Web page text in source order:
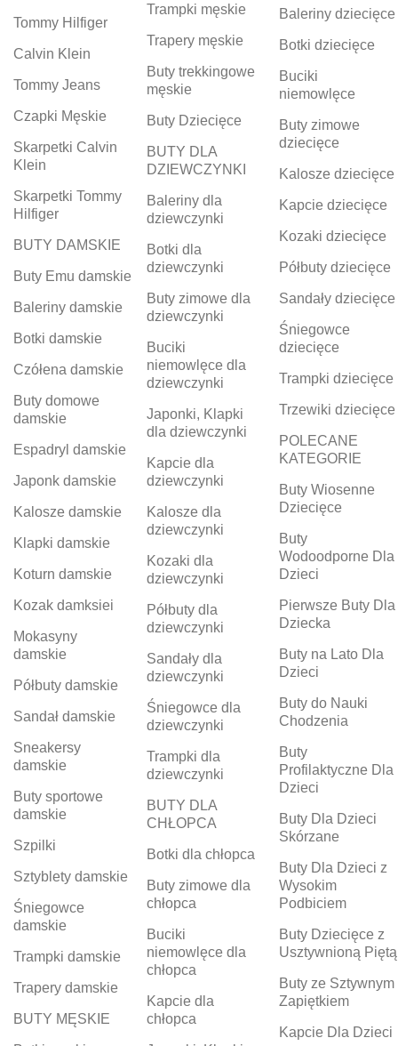
Tommy Hilfiger
Calvin Klein
Tommy Jeans
Czapki Męskie
Skarpetki Calvin
Klein
Skarpetki Tommy
Hilfiger
BUTY DAMSKIE
Buty Emu damskie
Baleriny damskie
Botki damskie
Czółena damskie
Buty domowe
damskie
Espadryl damskie
Japonk damskie
Kalosze damskie
Klapki damskie
Koturn damskie
Kozak damksiei
Mokasyny
damskie
Półbuty damskie
Sandał damskie
Sneakersy
damskie
Buty sportowe
damskie
Szpilki
Sztyblety damskie
Śniegowce
damskie
Trampki damskie
Trapery damskie
BUTY MĘSKIE
Trampki męskie
Trapery męskie
Buty trekkingowe
męskie
Buty Dziecięce
BUTY DLA
DZIEWCZYNKI
Baleriny dla
dziewczynki
Botki dla
dziewczynki
Buty zimowe dla
dziewczynki
Buciki
niemowlęce dla
dziewczynki
Japonki, Klapki
dla dziewczynki
Kapcie dla
dziewczynki
Kalosze dla
dziewczynki
Kozaki dla
dziewczynki
Półbuty dla
dziewczynki
Sandały dla
dziewczynki
Śniegowce dla
dziewczynki
Trampki dla
dziewczynki
BUTY DLA
CHŁOPCA
Botki dla chłopca
Buty zimowe dla
chłopca
Buciki
niemowlęce dla
chłopca
Kapcie dla
chłopca
Baleriny dziecięce
Botki dziecięce
Buciki
niemowlęce
Buty zimowe
dziecięce
Kalosze dziecięce
Kapcie dziecięce
Kozaki dziecięce
Półbuty dziecięce
Sandały dziecięce
Śniegowce
dziecięce
Trampki dziecięce
Trzewiki dziecięce
POLECANE
KATEGORIE
Buty Wiosenne
Dziecięce
Buty
Wodoodporne Dla
Dzieci
Pierwsze Buty Dla
Dziecka
Buty na Lato Dla
Dzieci
Buty do Nauki
Chodzenia
Buty
Profilaktyczne Dla
Dzieci
Buty Dla Dzieci
Skórzane
Buty Dla Dzieci z
Wysokim
Podbiciem
Buty Dziecięce z
Usztywnioną Piętą
Buty ze Sztywnym
Zapiętkiem
Kapcie Dla Dzieci